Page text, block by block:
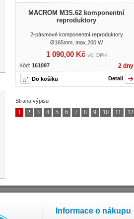
MACROM M3S.62 komponentní
reproduktory
2-pásmové komponentní reproduktory
Ø165mm, max.200 W
1 090,00 Kč vč. DPH
Kód: 161097 2 dny
Detail
Strana výpisu
1 2 3 4 5 6 7 8 9 10 11 12
Informace o nákupu